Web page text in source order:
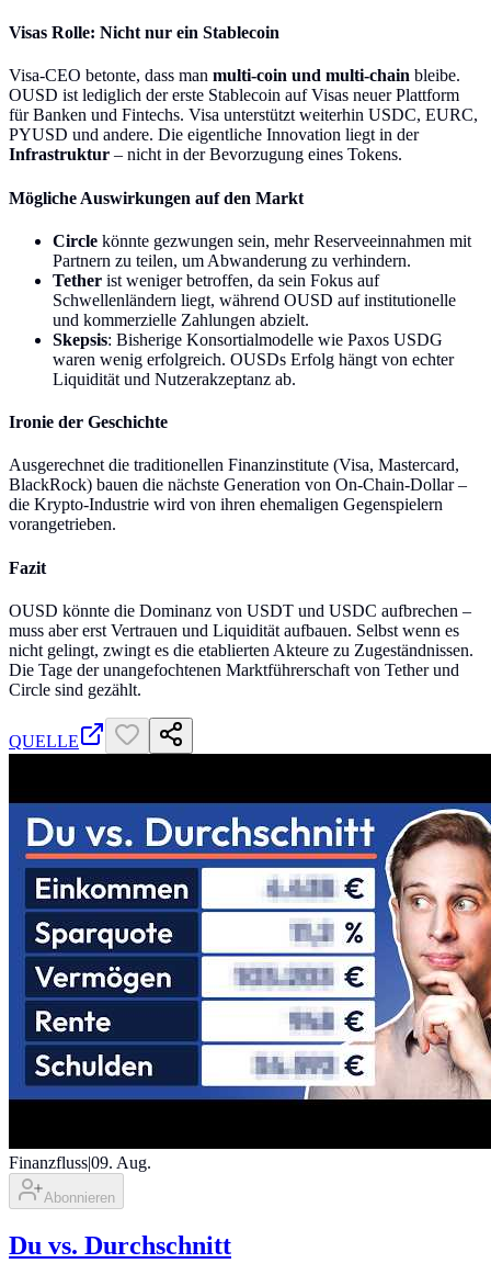
Visas Rolle: Nicht nur ein Stablecoin
Visa-CEO betonte, dass man multi-coin und multi-chain bleibe.
OUSD ist lediglich der erste Stablecoin auf Visas neuer Plattform
für Banken und Fintechs. Visa unterstützt weiterhin USDC, EURC,
PYUSD und andere. Die eigentliche Innovation liegt in der
Infrastruktur – nicht in der Bevorzugung eines Tokens.
Mögliche Auswirkungen auf den Markt
Circle könnte gezwungen sein, mehr Reserveeinnahmen mit
Partnern zu teilen, um Abwanderung zu verhindern.
Tether ist weniger betroffen, da sein Fokus auf
Schwellenländern liegt, während OUSD auf institutionelle
und kommerzielle Zahlungen abzielt.
Skepsis: Bisherige Konsortialmodelle wie Paxos USDG
waren wenig erfolgreich. OUSDs Erfolg hängt von echter
Liquidität und Nutzerakzeptanz ab.
Ironie der Geschichte
Ausgerechnet die traditionellen Finanzinstitute (Visa, Mastercard,
BlackRock) bauen die nächste Generation von On-Chain-Dollar –
die Krypto-Industrie wird von ihren ehemaligen Gegenspielern
vorangetrieben.
Fazit
OUSD könnte die Dominanz von USDT und USDC aufbrechen –
muss aber erst Vertrauen und Liquidität aufbauen. Selbst wenn es
nicht gelingt, zwingt es die etablierten Akteure zu Zugeständnissen.
Die Tage der unangefochtenen Marktführerschaft von Tether und
Circle sind gezählt.
QUELLE
Finanzfluss|09. Aug.
Abonnieren
Du vs. Durchschnitt